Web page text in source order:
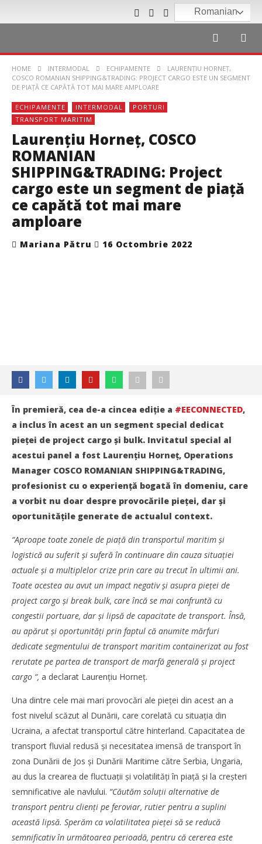
Romanian
HOME INTERMODAL ECHIPAMENTE
LAURENŢIU HORNEŢ,
COSCO ROMANIAN SHIPPING&TRADING: PROJECT CARGO ESTE UN SEGMENT
DE PIAŢĂ CE CAPĂTĂ TOT MAI MARE AMPLOARE
ECHIPAMENTE INTERMODAL
PORTURI
TRANSPORT MARITIM
Laurenţiu Horneţ, COSCO
ROMANIAN
SHIPPING&TRADING: Project
cargo este un segment de piaţă
ce capătă tot mai mare
amploare
Mariana Pătru 16 Octombrie 2022
NOW VIEWING
Laurenţiu Horneţ, COSCO ROMANIAN
SHIPPING&TRADING: Project cargo este un segment de
piaţă ce capătă tot mai mare amploare
Mariana
Pătru
TransLogistica România 2026 reunește industria de
transport și logistică la București între 8-10 septembrie
În premieră, cea de-a cincea ediţie a #EECONNECTED,
a inclus în acest an un segment special dedicat
pieţei de project cargo și bulk. Invitatul special al
acestui panel a fost Laurenţiu Horneţ, Operations
Manager COSCO ROMANIAN SHIPPING&TRADING,
profesionist cu o experienţă bogată în domeniu, care
a vorbit nu doar despre provocările pieţei, dar și
oportunităţile generate de actualul context.
“Aproape toate zonele de piaţă din transportul maritim și
logistică au suferit și suferă în continuare din cauza situaţiei
actuale și a multiplelor crize prin care au trecut în ultimii ani.
Toate acestea au avut un impact negativ și asupra pieţei de
project cargo și break bulk, care încă se mai confruntă cu
congestii portuare, dar și lipsă de capacitate de transport. Însă,
au apărut și oportunităţi prin faptul că anumite mărfuri
dedicate segmentului de transport maritim containerizat au fost
rerutate pe partea de transport de marfă generală și project
cargo “, a declarat Laurenţiu Horneţ.
Una dintre cele mai mari provocări ale pieţei din acest an a
fost nivelul scăzut al Dunării, care corelată cu situaţia din
Ucraina, a afectat transportul către hinterland. Capacitatea de
transport fluvial redusă și necesitatea imensă de transport în
zona Dunării de Jos și Dunării Maritime către Serbia, Ungaria,
au dus la crearea de fluctuaţii și volatilităţi în piaţă și la creșteri
semnificative ale navlului. “Căutăm soluţii alternative de
transport pentru clienţi pe feroviar, rutier pentru a suplini
această lipsă. Sperăm ca volatilitatea pieţei să se reducă
semnificativ în următoarea perioadă, pentru că cererea este